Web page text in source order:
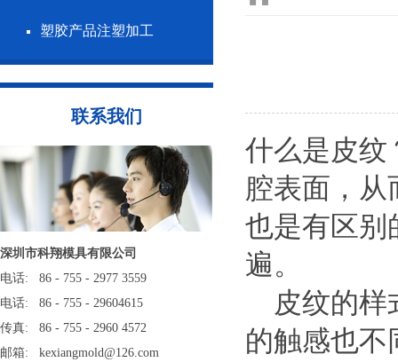
塑胶产品注塑加工
联系我们
深圳市科翔模具有限公司
电话: 86 - 755 - 2977 3559
电话: 86 - 755 - 29604615
传真: 86 - 755 - 2960 4572
邮箱: kexiangmold@126.com
什么是皮纹
腔表面，
也是有区别
遍。
皮纹的样
的触感也不